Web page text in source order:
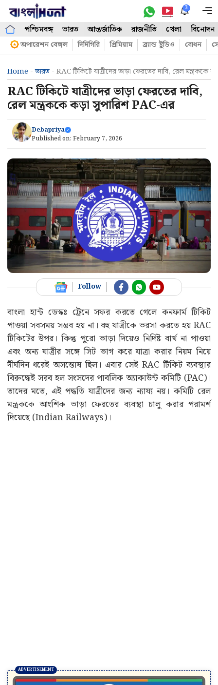
Skip
content
3
পশ্চিমবঙ্গ ভারত আন্তর্জাতিক রাজনীতি খেলা বিনোদন
অপারেশন বেঙ্গল দিদিগিরি প্রিমিয়াম ব্র্যান্ড ষ্টুডিও বোধন
Home -ভারত - RAC টিকিটে যাত্রীদের ভাড়া ফেরতের দাবি, রেল মন্ত্রককে
RAC টিকিটে যাত্রীদের ভাড়া ফেরতের দাবি,
রেল মন্ত্রককে কড়া সুপারিশ PAC-এর
Debapriya
Published on: February 7, 2026
Follow
বাংলা হান্ট ডেস্কঃ ট্রেনে সফর করতে গেলে কনফার্ম টিকিট
পাওয়া সবসময় সম্ভব হয় না। বহু যাত্রীকে ভরসা করতে হয় RAC
টিকিটের উপর। কিন্তু পুরো ভাড়া দিয়েও নির্দিষ্ট বার্থ না পাওয়া
এবং অন্য যাত্রীর সঙ্গে সিট ভাগ করে যাত্রা করার নিয়ম নিয়ে
দীর্ঘদিন ধরেই অসন্তোষ ছিল। এবার সেই RAC টিকিট ব্যবস্থার
বিরুদ্ধেই সরব হল সংসদের পাবলিক অ্যাকাউন্ট কমিটি (PAC)।
তাদের মতে, এই পদ্ধতি যাত্রীদের জন্য ন্যায্য নয়। কমিটি রেল
মন্ত্রককে আংশিক ভাড়া ফেরতের ব্যবস্থা চালু করার পরামর্শ
দিয়েছে (Indian Railways)।